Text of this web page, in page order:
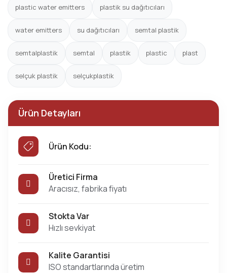
Ürün Detayları
Ürün Kodu:
Üretici Firma
Aracısız, fabrika fiyatı
Stokta Var
Hızlı sevkiyat
Kalite Garantisi
ISO standartlarında üretim
plastic water emitters plastik su dağıtıcıları
water emitters su dağıtıcıları semtal plastik
semtalplastik semtal plastik plastic plast
selçuk plastik selçukplastik